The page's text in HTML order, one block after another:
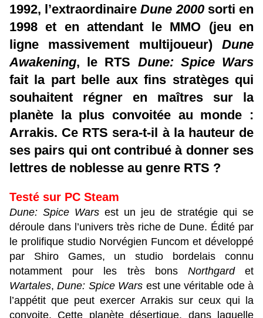
1992, l’extraordinaireDune 2000sorti en
1998 et en attendant le MMO (jeu en
ligne massivement multijoueur) Dune
Awakening, le RTS Dune: Spice Wars
fait la part belle aux fins stratèges qui
souhaitent régner en maîtres sur la
planète la plus convoitée au monde :
Arrakis. Ce RTS sera-t-il à la hauteur de
ses pairs qui ont contribué à donner ses
lettres de noblesse au genre RTS ?
Testé sur PC Steam
Dune: Spice Wars est un jeu de stratégie qui se
déroule dans l’univers très riche de Dune. Édité par
le prolifique studio Norvégien Funcom et développé
par Shiro Games, un studio bordelais connu
notamment pour les très bons Northgardet
Wartales,Dune: Spice Wars est une véritable ode à
l’appétit que peut exercer Arrakis sur ceux qui la
convoite. Cette planète désertique, dans laquelle